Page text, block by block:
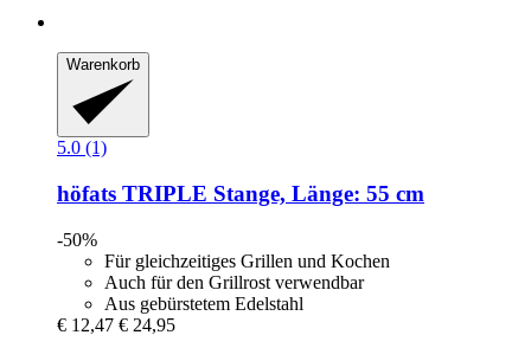
Warenkorb
5.0 (1)
höfats TRIPLE Stange, Länge: 55 cm
-50%
Für gleichzeitiges Grillen und Kochen
Auch für den Grillrost verwendbar
Aus gebürstetem Edelstahl
€ 12,47 € 24,95